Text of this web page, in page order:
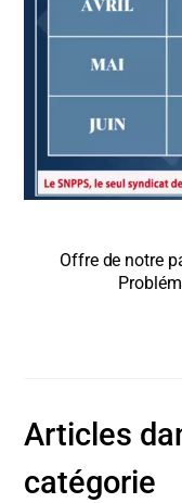
Offre de notre
Articles
catégorie